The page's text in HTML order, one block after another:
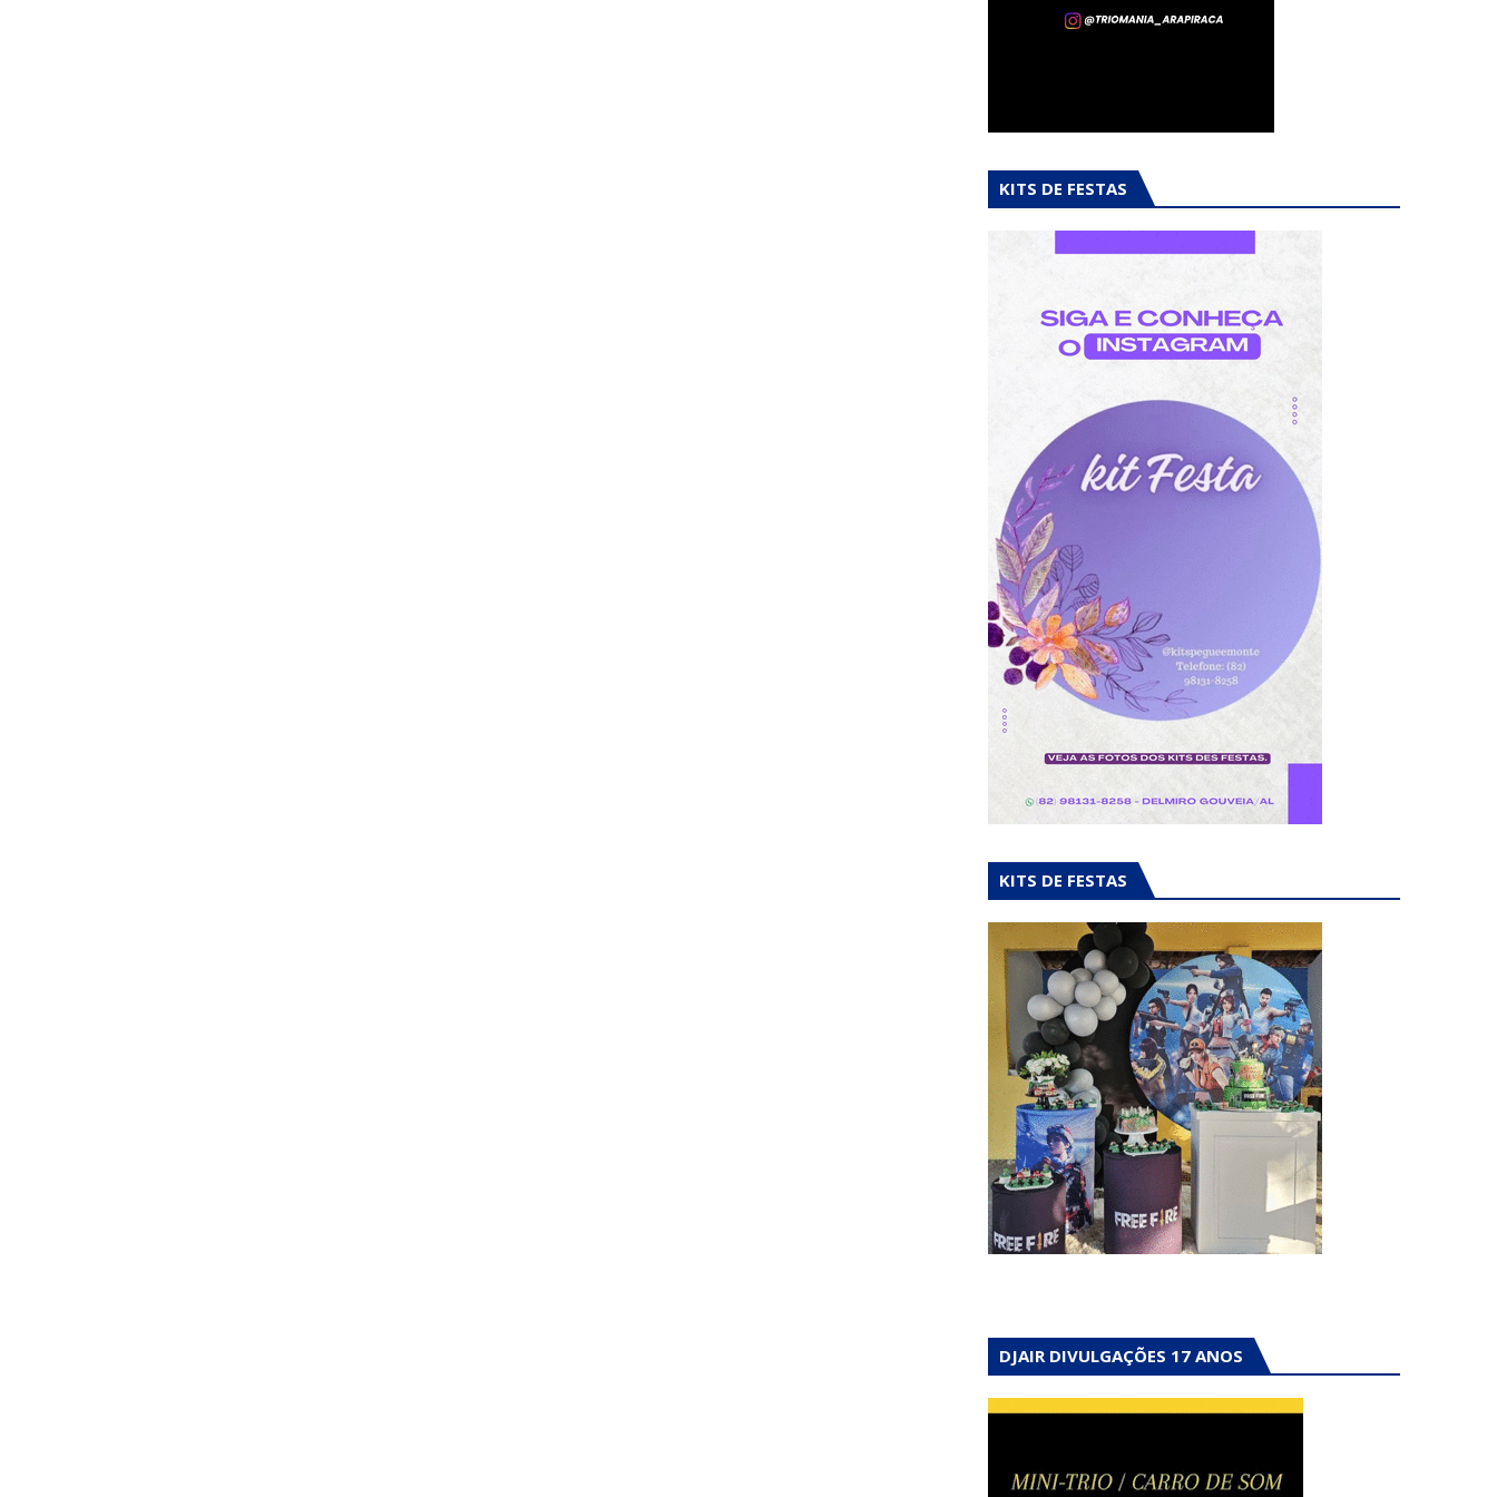
KITS DE FESTAS
KITS DE FESTAS
DJAIR DIVULGAÇÕES 17 ANOS